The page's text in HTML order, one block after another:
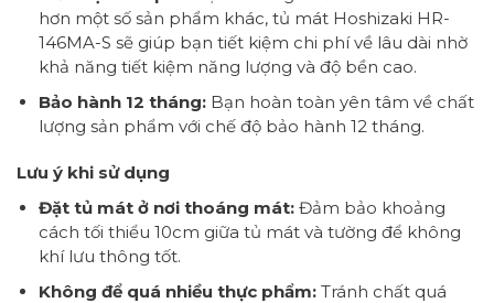
hơn một số sản phẩm khác, tủ mát Hoshizaki HR-
146MA-S sẽ giúp bạn tiết kiệm chi phí về lâu dài nhờ
khả năng tiết kiệm năng lượng và độ bền cao.
Bảo hành 12 tháng:Bạn hoàn toàn yên tâm về chất
lượng sản phẩm với chế độ bảo hành 12 tháng.
Lưu ý khi sử dụng
Đặt tủ mát ở nơi thoáng mát:Đảm bảo khoảng
cách tối thiểu 10cm giữa tủ mát và tường để không
khí lưu thông tốt.
Không để quá nhiều thực phẩm:Tránh chất quá